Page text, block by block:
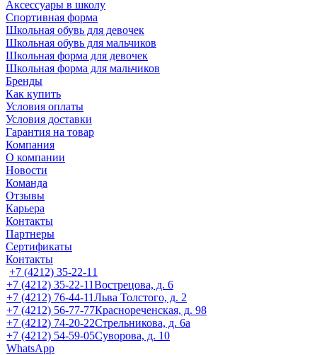
Аксессуары в школу
Спортивная форма
Школьная обувь для девочек
Школьная обувь для мальчиков
Школьная форма для девочек
Школьная форма для мальчиков
Бренды
Как купить
Условия оплаты
Условия доставки
Гарантия на товар
Компания
О компании
Новости
Команда
Отзывы
Карьера
Контакты
Партнеры
Сертификаты
Контакты
+7 (4212) 35-22-11
+7 (4212) 35-22-11Вострецова, д. 6
+7 (4212) 76-44-11Льва Толстого, д. 2
+7 (4212) 56-77-77Краснореченская, д. 98
+7 (4212) 74-20-22Стрельникова, д. 6а
+7 (4212) 54-59-05Суворова, д. 10
WhatsApp